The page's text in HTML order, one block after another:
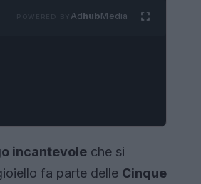
AdhubMedia
incantevole che si
fa parte delle Cinque